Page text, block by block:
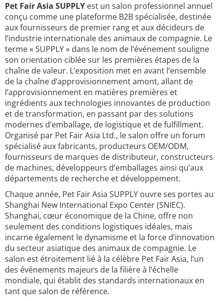
Pet Fair Asia SUPPLY est un salon professionnel annuel
conçu comme une plateforme B2B spécialisée, destinée
aux fournisseurs de premier rang et aux décideurs de
l’industrie internationale des animaux de compagnie. Le
terme « SUPPLY » dans le nom de l’événement souligne
son orientation ciblée sur les premières étapes de la
chaîne de valeur. L’exposition met en avant l’ensemble
de la chaîne d’approvisionnement amont, allant de
l’approvisionnement en matières premières et
ingrédients aux technologies innovantes de production
et de transformation, en passant par des solutions
modernes d’emballage, de logistique et de fulfillment.
Organisé par Pet Fair Asia Ltd., le salon offre un forum
spécialisé aux fabricants, producteurs OEM/ODM,
fournisseurs de marques de distributeur, constructeurs
de machines, développeurs d’emballages ainsi qu’aux
départements de recherche et développement.
Chaque année, Pet Fair Asia SUPPLY ouvre ses portes au
Shanghai New International Expo Center (SNIEC).
Shanghai, cœur économique de la Chine, offre non
seulement des conditions logistiques idéales, mais
incarne également le dynamisme et la force d’innovation
du secteur asiatique des animaux de compagnie. Le
salon est étroitement lié à la célèbre Pet Fair Asia, l’un
des événements majeurs de la filière à l’échelle
mondiale, qui établit des standards internationaux en
tant que salon de référence.